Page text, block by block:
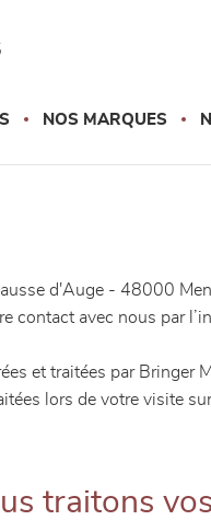
NOS MARQUES
d'Auge - 48000
avec nous par
et traitées par
lors de votre visite
traitons